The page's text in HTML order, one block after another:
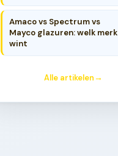
Amaco vs Spectrum vs
Mayco glazuren: welk merk
wint
Alle artikelen